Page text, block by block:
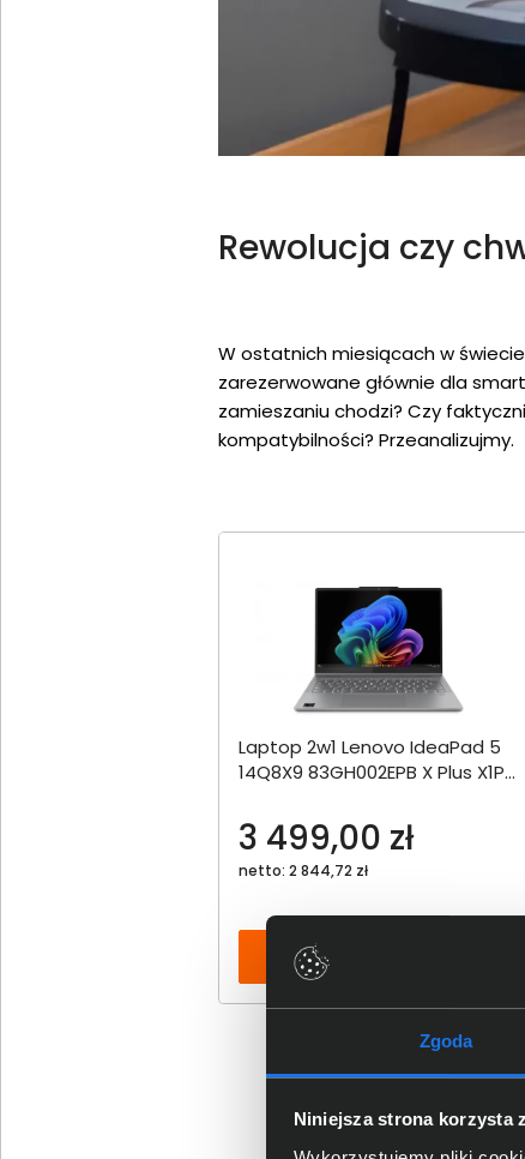
Zgoda
Niniejsza strona korzysta
Rewolucja czy
W ostatnich miesiącach w świecie
zarezerwowane głównie dla
zamieszaniu chodzi? Czy
kompatybilności? Przeanalizujmy.
Laptop 2w1 Lenovo IdeaPad 5
14Q8X9 83GH002EPB X Plus X1P-
16GB 1000SSD W11 ARM
3 499,00 zł
netto: 2 844,72 zł
Włóż do torby